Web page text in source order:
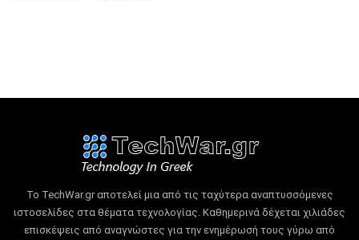
Το TechWar.gr αποτελεί μια από τις ταχύτερα αναπτυσσόμενες
ιστοσελίδες στα θέματα τεχνολογίας. Καθημερινά δέχεται χιλιάδες
επισκέψεις από αναγνώστες για την ενημέρωσή τους γύρω από